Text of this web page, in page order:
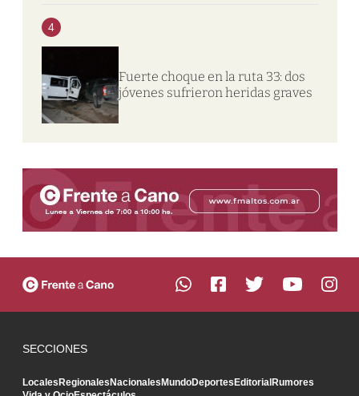
4
Fuerte choque en la ruta 33: dos
jóvenes sufrieron heridas graves
SECCIONES
LocalesRegionalesNacionalesMundoDeportesEditorialRumores